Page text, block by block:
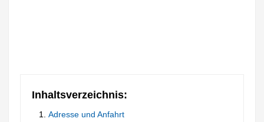
Inhaltsverzeichnis:
Adresse und Anfahrt